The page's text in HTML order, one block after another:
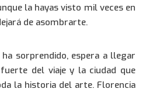
la hayas visto mil veces en
de asombrarte.
sorprendido, espera a llegar
del viaje y la ciudad que
la historia del arte. Florencia
35 88 80